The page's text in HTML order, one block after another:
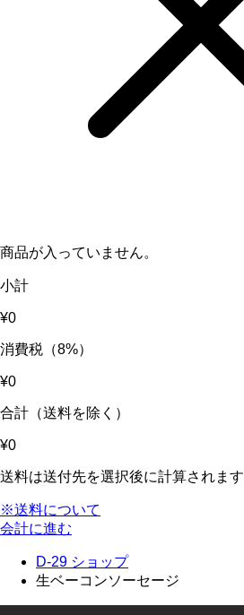
商品が入っていません。
小計
¥0
消費税（8%）
¥0
合計（送料を除く）
¥0
送料は送付先を選択後に計算されます
※送料について
会計に進む
D-29 ショップ
生ベーコンソーセージ